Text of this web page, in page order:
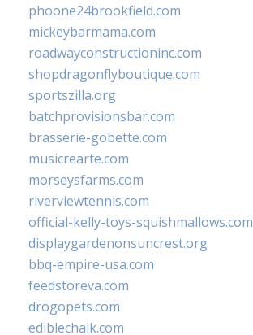
phoone24brookfield.com
mickeybarmama.com
roadwayconstructioninc.com
shopdragonflyboutique.com
sportszilla.org
batchprovisionsbar.com
brasserie-gobette.com
musicrearte.com
morseysfarms.com
riverviewtennis.com
official-kelly-toys-squishmallows.com
displaygardenonsuncrest.org
bbq-empire-usa.com
feedstoreva.com
drogopets.com
ediblechalk.com